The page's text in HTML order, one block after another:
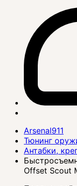
Arsenal911
Тюнинг
Антабки,
Offset Scout